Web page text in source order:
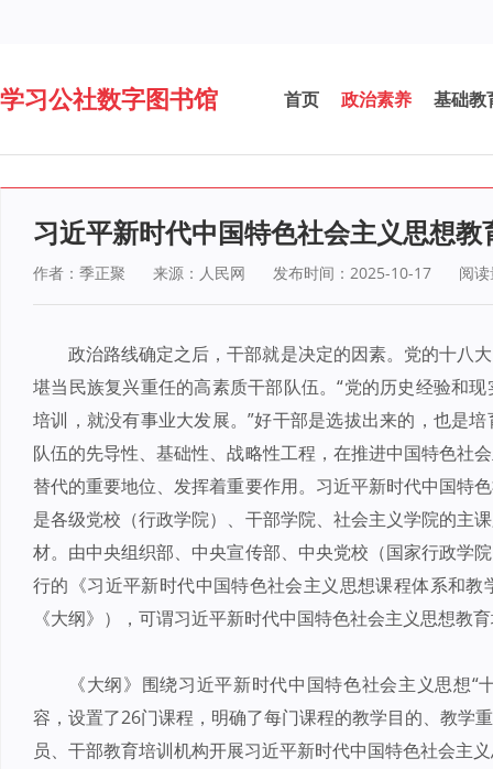
学习公社数字图书馆 首页 政治素养 基础教
习近平新时代中国特色社会主义思想
作者：季正聚 来源：人民网 发布时间：2025-10-17 阅
政治路线确定之后，干部就是决定的因素。党的十八
堪当民族复兴重任的高素质干部队伍。“党的历史经验和
培训，就没有事业大发展。”好干部是选拔出来的，也是
队伍的先导性、基础性、战略性工程，在推进中国特色社
替代的重要地位、发挥着重要作用。习近平新时代中国特
是各级党校（行政学院）、干部学院、社会主义学院的主
材。由中央组织部、中央宣传部、中央党校（国家行政学
行的《习近平新时代中国特色社会主义思想课程体系和
《大纲》），可谓习近平新时代中国特色社会主义思想教
《大纲》围绕习近平新时代中国特色社会主义思想“
容，设置了26门课程，明确了每门课程的教学目的、教学
员、干部教育培训机构开展习近平新时代中国特色社会主